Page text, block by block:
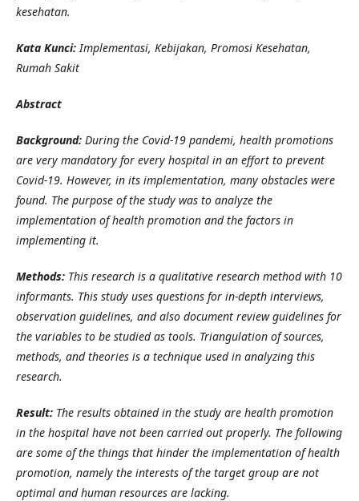
kesehatan.
Kata Kunci: Implementasi, Kebijakan, Promosi Kesehatan,
Rumah Sakit
Abstract
Background: During the Covid-19 pandemi, health promotions
are very mandatory for every hospital in an effort to prevent
Covid-19. However, in its implementation, many obstacles were
found. The purpose of the study was to analyze the
implementation of health promotion and the factors in
implementing it.
Methods: This research is a qualitative research method with 10
informants. This study uses questions for in-depth interviews,
observation guidelines, and also document review guidelines for
the variables to be studied as tools. Triangulation of sources,
methods, and theories is a technique used in analyzing this
research.
Result: The results obtained in the study are health promotion
in the hospital have not been carried out properly. The following
are some of the things that hinder the implementation of health
promotion, namely the interests of the target group are not
optimal and human resources are lacking.